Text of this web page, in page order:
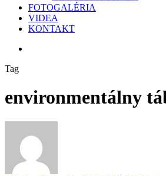
FOTOGALÉRIA
VIDEA
KONTAKT
Tag
environmentálny